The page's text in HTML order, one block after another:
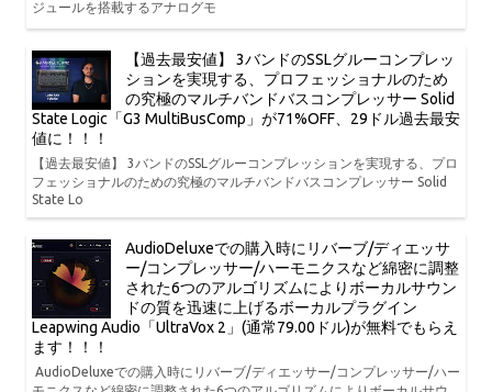
ジュールを搭載するアナログモ
【過去最安値】 3バンドのSSLグルーコンプレッ
ションを実現する、プロフェッショナルのため
の究極のマルチバンドバスコンプレッサー Solid
State Logic「G3 MultiBusComp」が71%OFF、29ドル過去最安
値に！！！
【過去最安値】 3バンドのSSLグルーコンプレッションを実現する、プロ
フェッショナルのための究極のマルチバンドバスコンプレッサー Solid
State Lo
AudioDeluxeでの購入時にリバーブ/ディエッサ
ー/コンプレッサー/ハーモニクスなど綿密に調整
された6つのアルゴリズムによりボーカルサウン
ドの質を迅速に上げるボーカルプラグイン
Leapwing Audio「UltraVox 2」(通常79.00ドル)が無料でもらえ
ます！！！
AudioDeluxeでの購入時にリバーブ/ディエッサー/コンプレッサー/ハー